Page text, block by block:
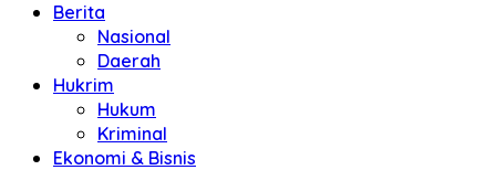
Berita
Nasional
Daerah
Hukrim
Hukum
Kriminal
Ekonomi & Bisnis